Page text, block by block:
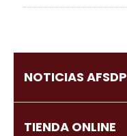
NOTICIAS AFSDP
TIENDA ONLINE